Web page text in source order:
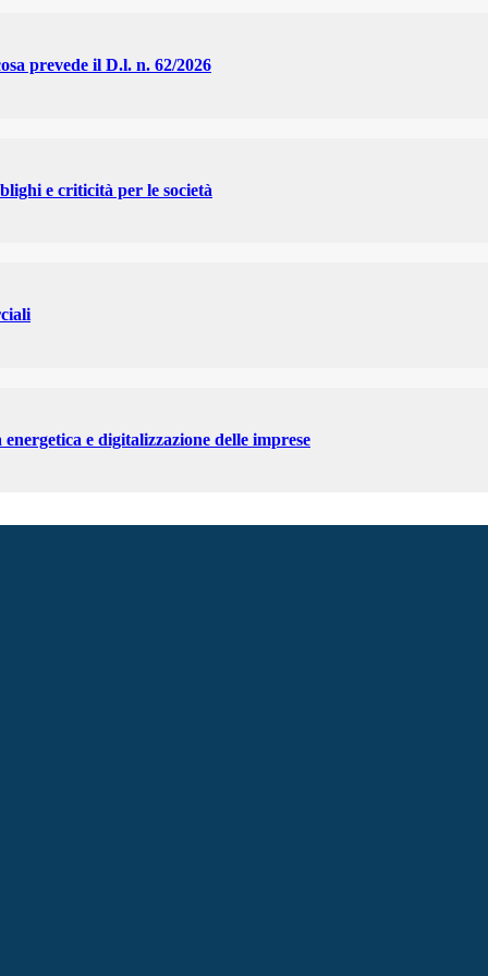
prevede il D.l. n. 62/2026
e criticità per le società
e digitalizzazione delle imprese